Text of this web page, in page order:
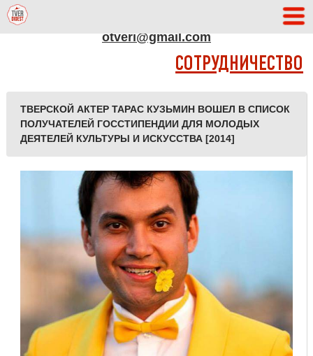
otveri@gmail.com
СОТРУДНИЧЕСТВО
ТВЕРСКОЙ АКТЕР ТАРАС КУЗЬМИН ВОШЕЛ В СПИСОК
ПОЛУЧАТЕЛЕЙ ГОССТИПЕНДИИ ДЛЯ МОЛОДЫХ
ДЕЯТЕЛЕЙ КУЛЬТУРЫ И ИСКУССТВА [2014]